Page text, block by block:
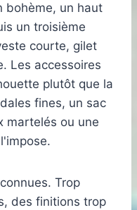
bohème, un haut
un troisième
courte, gilet
Les accessoires
plutôt que la
fines, un sac
martelés ou une
Trop
des finitions trop